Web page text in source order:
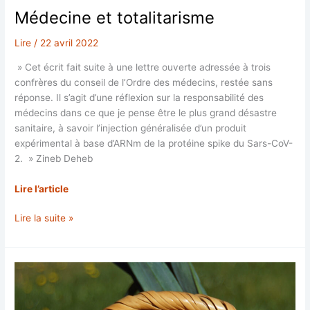
Médecine et totalitarisme
Lire / 22 avril 2022
» Cet écrit fait suite à une lettre ouverte adressée à trois
confrères du conseil de l’Ordre des médecins, restée sans
réponse. Il s’agit d’une réflexion sur la responsabilité des
médecins dans ce que je pense être le plus grand désastre
sanitaire, à savoir l’injection généralisée d’un produit
expérimental à base d’ARNm de la protéine spike du Sars-CoV-
2. » Zineb Deheb
Lire l’article
Médecine
Lire la suite »